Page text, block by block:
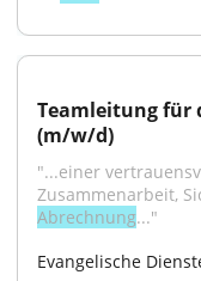
Teamleitung für
(m/w/d)
"...einer
Abrechnung..."
Evangelische